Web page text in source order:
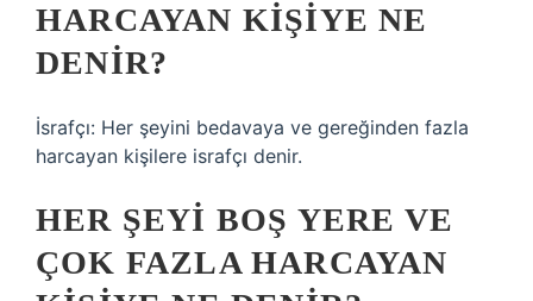
HARCAYAN KIŞIYE NE
DENIR?
İsrafçı: Her şeyini bedavaya ve gereğinden fazla
harcayan kişilere israfçı denir.
HER ŞEYI BOŞ YERE VE
ÇOK FAZLA HARCAYAN